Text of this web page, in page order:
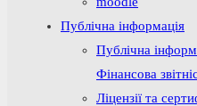
Публічна інформація
Публічна
Фінансова
Ліцензії та